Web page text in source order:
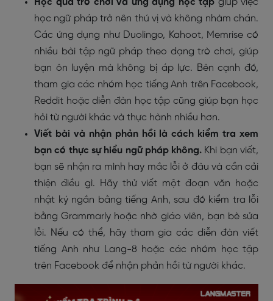
Học qua trò chơi và ứng dụng học tập giúp việc
học ngữ pháp trở nên thú vị và không nhàm chán.
Các ứng dụng như Duolingo, Kahoot, Memrise có
nhiều bài tập ngữ pháp theo dạng trò chơi, giúp
bạn ôn luyện mà không bị áp lực. Bên cạnh đó,
tham gia các nhóm học tiếng Anh trên Facebook,
Reddit hoặc diễn đàn học tập cũng giúp bạn học
hỏi từ người khác và thực hành nhiều hơn.
Viết bài và nhận phản hồi là cách kiểm tra xem
bạn có thực sự hiểu ngữ pháp không. Khi bạn viết,
bạn sẽ nhận ra mình hay mắc lỗi ở đâu và cần cải
thiện điều gì. Hãy thử viết một đoạn văn hoặc
nhật ký ngắn bằng tiếng Anh, sau đó kiểm tra lỗi
bằng Grammarly hoặc nhờ giáo viên, bạn bè sửa
lỗi. Nếu có thể, hãy tham gia các diễn đàn viết
tiếng Anh như Lang-8 hoặc các nhóm học tập
trên Facebook để nhận phản hồi từ người khác.